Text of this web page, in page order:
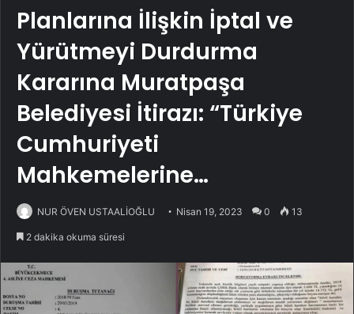
Planlarına İlişkin İptal ve
Yürütmeyi Durdurma
Kararına Muratpaşa
Belediyesi İtirazı: “Türkiye
Cumhuriyeti
Mahkemelerine…
NUR ÖVEN USTAALİOĞLU Nisan 19, 2023 0 13
2 dakika okuma süresi